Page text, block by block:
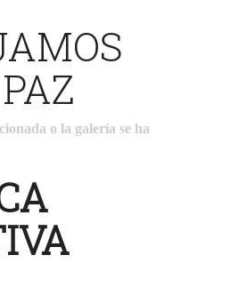
o la galería se ha